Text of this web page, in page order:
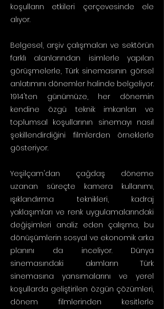
koşulların etkileri çerçevesinde ele
alıyor.
Belgesel, arşiv çalışmaları ve sektörün
farklı alanlarından isimlerle yapılan
görüşmelerle, Türk sinemasının görsel
anlatımını dönemler halinde belgeliyor.
1914'ten günümüze, her dönemin
kendine özgü teknik imkanları ve
toplumsal koşullarının sinemayı nasıl
şekillendirdiğini filmlerden örneklerle
gösteriyor.
Yeşilçam'dan çağdaş döneme
uzanan süreçte kamera kullanımı,
ışıklandırma teknikleri, kadraj
yaklaşımları ve renk uygulamalarındaki
değişimleri analiz eden çalışma, bu
dönüşümlerin sosyal ve ekonomik arka
planını da inceliyor. Dünya
sinemasındaki akımların Türk
sinemasına yansımalarını ve yerel
koşullarda geliştirilen özgün çözümleri,
dönem filmlerinden kesitlerle